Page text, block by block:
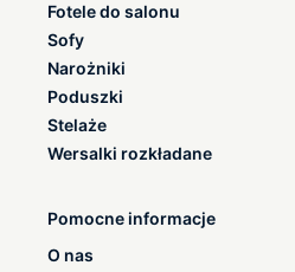
Fotele do salonu
Sofy
Narożniki
Poduszki
Stelaże
Wersalki rozkładane
Pomocne informacje
O nas